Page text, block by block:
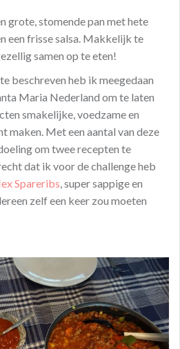
grote, stomende pan met hete
een frisse salsa. Makkelijk te
samen op te eten!
beschreven heb ik meegedaan
Maria Nederland om te laten
smakelijke, voedzame en
maken. Met een aantal van deze
om twee recepten te
dat ik voor de challenge heb
Spareribs, super sappige en
zelf een keer zou moeten